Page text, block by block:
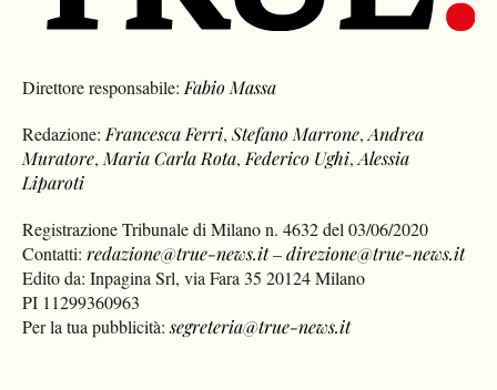
Direttore responsabile: Fabio Massa
Redazione: Francesca Ferri,Stefano Marrone,Andrea
Muratore, Maria Carla Rota, Federico Ughi,Alessia
Liparoti
Registrazione Tribunale di Milano n. 4632 del 03/06/2020
Contatti:redazione@true-news.it–direzione@true-news.it
Edito da: Inpagina Srl, via Fara 35 20124 Milano
PI 11299360963
Per la tua pubblicità:segreteria@true-news.it